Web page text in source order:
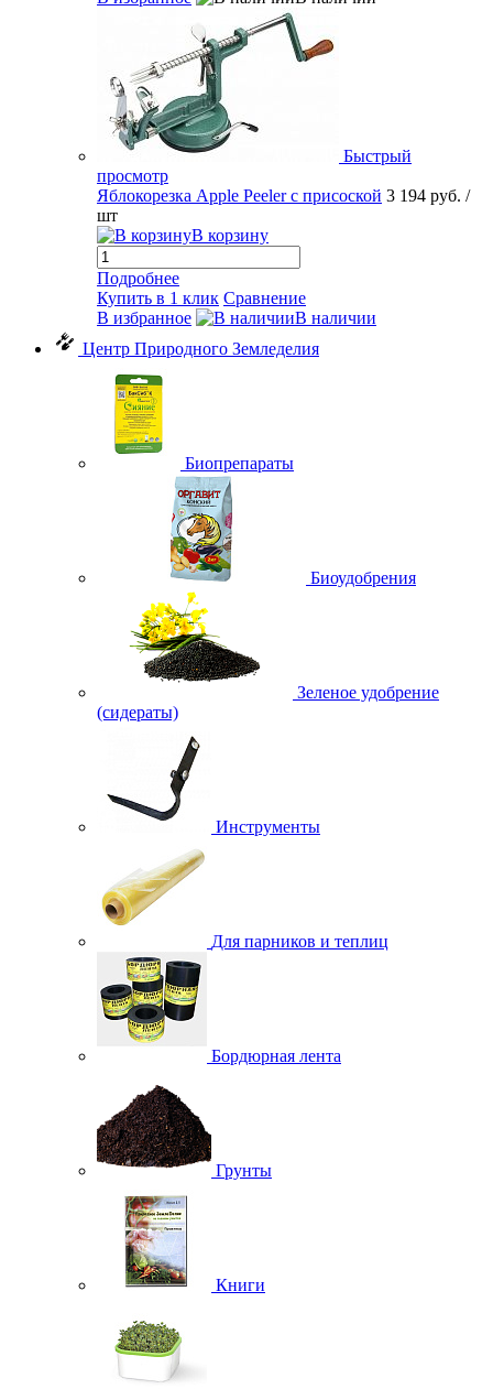
Быстрый
просмотр
Яблокорезка Apple Peeler с присоской 3 194 руб. /
шт
В корзину
Подробнее
Купить в 1 клик Сравнение
В избранное
В наличии
Центр Природного Земледелия
Биопрепараты
Биоудобрения
Зеленое удобрение
(сидераты)
Инструменты
Для парников и теплиц
Бордюрная лента
Грунты
Книги